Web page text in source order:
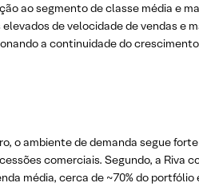
ao segmento de classe média e
de velocidade de vendas e
a continuidade do
o ambiente de demanda segue
comerciais. Segundo, a Riva
média, cerca de ~70% do portfólio